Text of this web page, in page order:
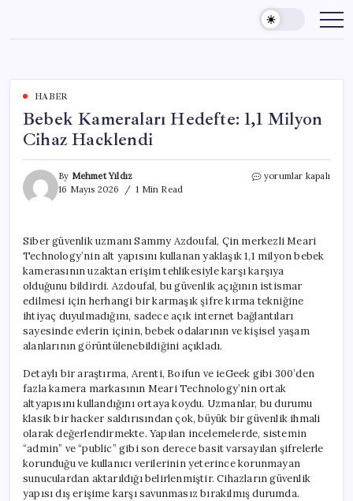
content
HABER
Bebek Kameraları Hedefte: 1,1 Milyon
Cihaz Hacklendi
By Mehmet Yıldız
16 Mayıs 2026
1 Min Read
Bebek
Cihaz
Hacklendi
için
yorumlar kapalı
Siber güvenlik uzmanı Sammy Azdoufal, Çin merkezli Meari
Technology’nin alt yapısını kullanan yaklaşık 1,1 milyon bebek
kamerasının uzaktan erişim tehlikesiyle karşı karşıya
olduğunu bildirdi. Azdoufal, bu güvenlik açığının istismar
edilmesi için herhangi bir karmaşık şifre kırma tekniğine
ihtiyaç duyulmadığını, sadece açık internet bağlantıları
sayesinde evlerin içinin, bebek odalarının ve kişisel yaşam
alanlarının görüntülenebildiğini açıkladı.
Detaylı bir araştırma, Arenti, Boifun ve ieGeek gibi 300’den
fazla kamera markasının Meari Technology’nin ortak
altyapısını kullandığını ortaya koydu. Uzmanlar, bu durumu
klasik bir hacker saldırısından çok, büyük bir güvenlik ihmali
olarak değerlendirmekte. Yapılan incelemelerde, sistemin
“admin” ve “public” gibi son derece basit varsayılan şifrelerle
korunduğu ve kullanıcı verilerinin yeterince korunmayan
sunuculardan aktarıldığı belirlenmiştir. Cihazların güvenlik
yapısı dış erişime karşı savunmasız bırakılmış durumda.